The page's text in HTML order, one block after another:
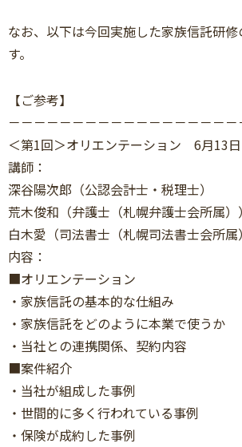
なお、以下は今回実施した家族信託研
す。
【ご参考】
－－－－－－－－－－－－－－－－－－
＜第1回＞オリエンテーション 6月13
講師：
深谷陽次郎（公認会計士・税理士）
荒木俊和（弁護士（札幌弁護士会所属））
白木愛（司法書士（札幌司法書士会所属
内容：
■オリエンテーション
・家族信託の基本的な仕組み
・家族信託をどのように本業で使うか
・当社との連携関係、契約内容
■案件紹介
・当社が組成した事例
・世間的に多く行われている事例
・保険が成約した事例